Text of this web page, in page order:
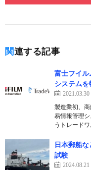
関連する記事
富士フイ
システム
2021.03.30
製造業初、
易情報管理
うトレード
日本郵船
試験
2024.08.21